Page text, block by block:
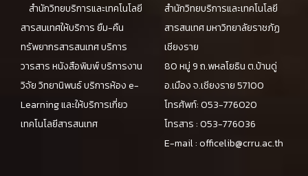
สำนักวิทยบริการและเทคโนโลยี
สารสนเทศให้บริการ ยืม-คืน
ทรัพยากรสารสนเทศ บริการ
วารสาร หนังสือพิมพ์ บริการงาน
วิจัย วิทยานิพนธ์ บริการห้อง e-
Learning และให้บริการเกี่ยว
เทคโนโลยีสารสนเทศ
สำนักวิทยบริการและเทคโนโลยี
สารสนเทศ มหาวิทยาลัยราชภัฏ
เชียงราย
80 หมู่ 9 ถ.พหลโยธิน ต.บ้านดู่
อ.เมือง จ.เชียงราย 57100
โทรศัพท์: 053-776020
โทรสาร : 053-776036
E-mail :officelib@crru.ac.th